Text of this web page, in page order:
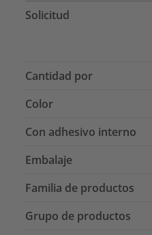
Solicitud
Cantidad por
Color
Con adhesivo interno
Embalaje
Familia de productos
Grupo de productos